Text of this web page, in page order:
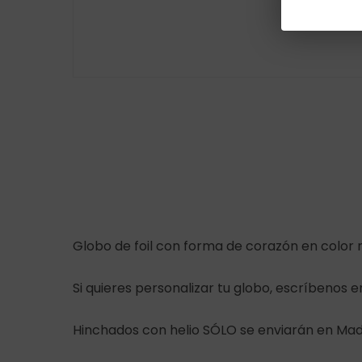
Globo de foil con forma de corazón en
Si quieres personalizar tu globo, escríbenos
Hinchados con helio SÓLO se enviarán en